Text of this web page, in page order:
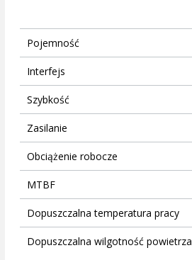
Pojemność
Interfejs
Szybkość
Zasilanie
Obciążenie robocze
MTBF
Dopuszczalna temperatura pracy
Dopuszczalna wilgotność powietrza